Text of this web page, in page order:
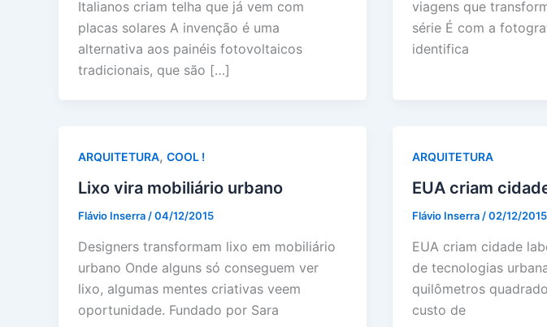
Italianos criam telha que já vem com
placas solares A invenção é uma
alternativa aos painéis fotovoltaicos
tradicionais, que são […]
viagens que
série É com a
identifica
ARQUITETURA, COOL !
Lixo vira mobiliário urbano
Flávio Inserra /04/12/2015
Designers transformam lixo em mobiliário
urbano Onde alguns só conseguem ver
lixo, algumas mentes criativas veem
oportunidade. Fundado por Sara
ARQUITETURA
EUA criam
Flávio Inserra /02/12/2015
EUA criam cidade
de tecnologias
quilômetros
custo de